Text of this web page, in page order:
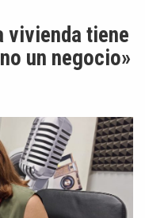
vivienda tiene
un negocio»